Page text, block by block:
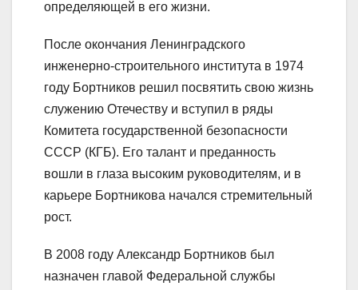
определяющей в его жизни.
После окончания Ленинградского
инженерно-строительного института в 1974
году Бортников решил посвятить свою жизнь
служению Отечеству и вступил в ряды
Комитета государственной безопасности
СССР (КГБ). Его талант и преданность
вошли в глаза высоким руководителям, и в
карьере Бортникова начался стремительный
рост.
В 2008 году Александр Бортников был
назначен главой Федеральной службы